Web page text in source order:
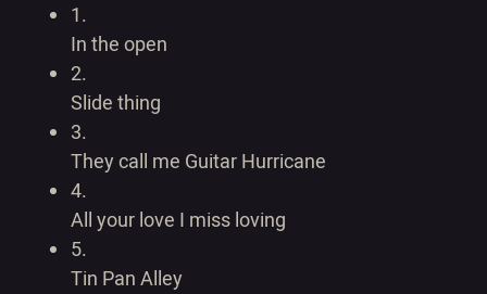
1.
In the open
2.
Slide thing
3.
They call me Guitar Hurricane
4.
All your love I miss loving
5.
Tin Pan Alley